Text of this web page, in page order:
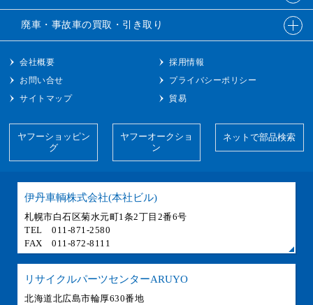
廃車・事故車の買取・引き取り
会社概要
採用情報
お問い合せ
プライバシーポリシー
サイトマップ
貿易
ヤフーショッピン
グ
ヤフーオークショ
ン
ネットで部品検索
伊丹車輌株式会社(本社ビル)
札幌市白石区菊水元町1条2丁目2番6号
TEL 011-871-2580
FAX 011-872-8111
リサイクルパーツセンターARUYO
北海道北広島市輪厚630番地